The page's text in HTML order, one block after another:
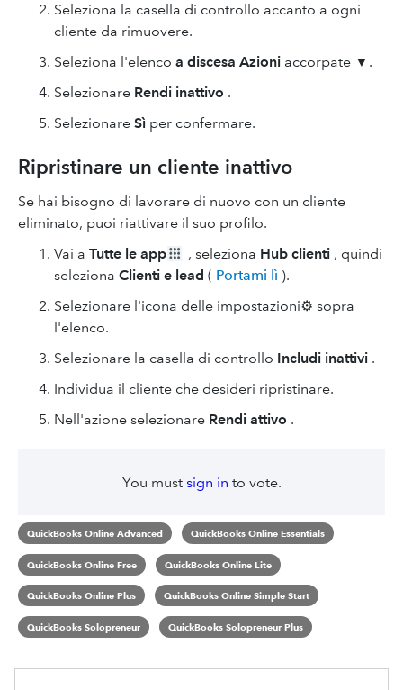
Seleziona la casella di controllo accanto a ogni
cliente da rimuovere.
Seleziona l'elenco a discesa Azioni accorpate ▼.
Selezionare Rendi inattivo .
Selezionare Sì per confermare.
Ripristinare un cliente inattivo
Se hai bisogno di lavorare di nuovo con un cliente
eliminato, puoi riattivare il suo profilo.
Vai a Tutte le app , seleziona Hub clienti , quindi
seleziona Clienti e lead ( Portami lì ).
Selezionare l'icona delle impostazioni⚙ sopra
l'elenco.
Selezionare la casella di controllo Includi inattivi .
Individua il cliente che desideri ripristinare.
Nell'azione selezionare Rendi attivo .
You must sign in to vote.
QuickBooks Online Advanced QuickBooks Online Essentials
QuickBooks Online Free QuickBooks Online Lite
QuickBooks Online Plus QuickBooks Online Simple Start
QuickBooks Solopreneur QuickBooks Solopreneur Plus